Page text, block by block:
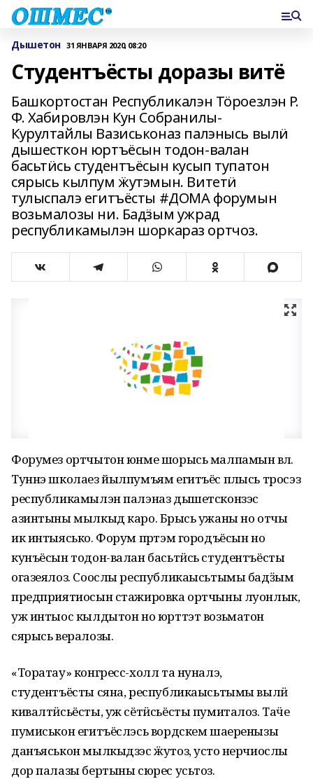
Дышетон 31 ЯНВАРЯ 2020, 08:20
Студентъёсты доразы витё
Башкортостан Республикалэн Тӧроезлэн Р.
Ф. Хабировлэн Кун Собранилы-
Курултайлы Вазиськоназ палэнысь вылӥ
дышесткон юртъёсын тодон-валан
басьтӥсь студентъёсын кусып тупатон
сярысь кылпум ӝутэмын. Витетӥ
тулыспалэ егитъёсты #ДОМА форумын
возьмалозы ни. Бадӟым ужрад
республикамылэн шоркараз ортчоз.
Форумез ортчытон юнме шорысь малпамын ӧвӧл.
Туннэ школаез йылпумъям егитъёс пӧлысь тросэз
республикамылэн палэназ дышетсконзэс
азинтыны мылкыд каро. Бӧрысь ужаны но отчы
ик интыясько. Форум пӧртэм городъёсын но
кунъёсын тодон-валан басьтӥсь студентъёсты
огазеялоз. Соослы республикаысьтымы бадӟым
предприятиосын стажировка ортчыны луонлык,
уж интыос кылдытон но юрттэт возьматон
сярысь вералозы.
«Торатау» конгресс-холл та нуналэ,
студентъёсты сяна, республикаысьтымы вылӥ
кивалтӥсьёсты, уж сётӥсьёсты пумиталоз. Таӵе
пумиськон егитъёслэсь вордскем шаеренызы
данъяськон мылкыдзэс ӝутоз, усто ӧнерчиослы
дор палазы бертыны сюрес усьтоз.